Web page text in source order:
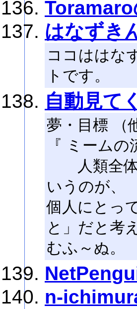
はなずき
ココははな
トです。
自動見て
夢・目標 （
『 ミーム
人類全体
いうのが、
個人にとっ
と」だと考
むふ～ぬ。
n-